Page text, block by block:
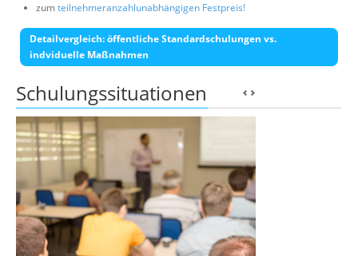
zumteilnehmeranzahlunabhängigen Festpreis!
Detailvergleich: öffentliche Standardschulungen vs.
indviduelle Maßnahmen
Schulungssituationen